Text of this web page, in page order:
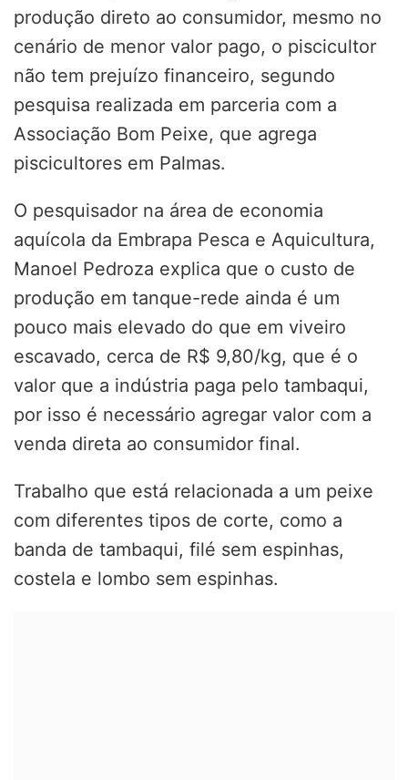
produção direto ao consumidor, mesmo no
cenário de menor valor pago, o piscicultor
não tem prejuízo financeiro, segundo
pesquisa realizada em parceria com a
Associação Bom Peixe, que agrega
piscicultores em Palmas.
O pesquisador na área de economia
aquícola da Embrapa Pesca e Aquicultura,
Manoel Pedroza explica que o custo de
produção em tanque-rede ainda é um
pouco mais elevado do que em viveiro
escavado, cerca de R$ 9,80/kg, que é o
valor que a indústria paga pelo tambaqui,
por isso é necessário agregar valor com a
venda direta ao consumidor final.
Trabalho que está relacionada a um peixe
com diferentes tipos de corte, como a
banda de tambaqui, filé sem espinhas,
costela e lombo sem espinhas.